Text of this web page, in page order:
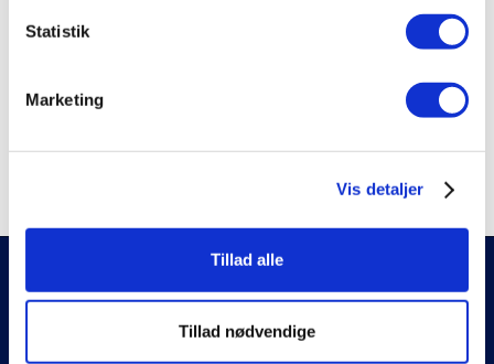
Statistik
Marketing
Vis detaljer
Tillad alle
Tillad nødvendige
Solcelle lamper
Kontakt os